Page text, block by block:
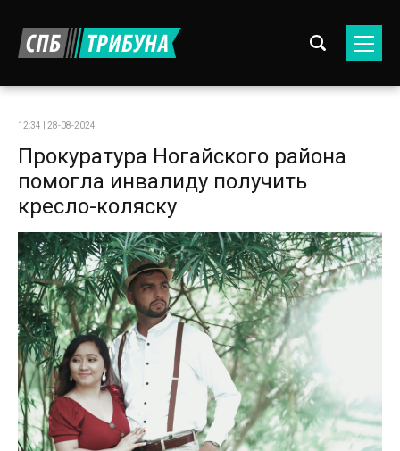
12:34 | 28-08-2024
Прокуратура Ногайского района
помогла инвалиду получить
кресло-коляску